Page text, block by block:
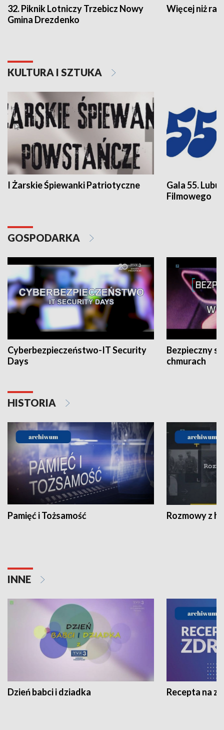
32. Piknik Lotniczy Trzebicz Nowy
Gmina Drezdenko
Więcej niż rajd
KULTURA I SZTUKA
I Żarskie Śpiewanki Patriotyczne
Gala 55.
Filmowego
GOSPODARKA
Cyberbezpieczeństwo-IT Security
Days
Bezpieczny
chmurach
HISTORIA
Pamięć i Tożsamość Rozmowy z
INNE
Dzień babci i dziadka Recepta na